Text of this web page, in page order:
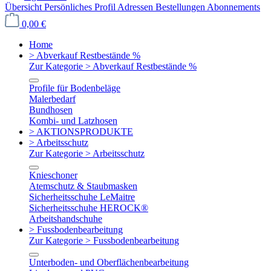
Übersicht Persönliches Profil Adressen Bestellungen Abonnements
0,00 €
Home
> Abverkauf Restbestände %
Zur Kategorie > Abverkauf Restbestände %
Profile für Bodenbeläge
Malerbedarf
Bundhosen
Kombi- und Latzhosen
> AKTIONSPRODUKTE
> Arbeitsschutz
Zur Kategorie > Arbeitsschutz
Knieschoner
Atemschutz & Staubmasken
Sicherheitsschuhe LeMaitre
Sicherheitsschuhe HEROCK®
Arbeitshandschuhe
> Fussbodenbearbeitung
Zur Kategorie > Fussbodenbearbeitung
Unterboden- und Oberflächenbearbeitung